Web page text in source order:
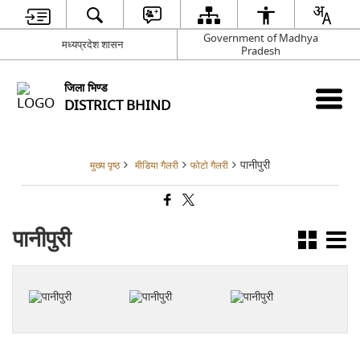
मध्यप्रदेश शासन
Government of Madhya
Pradesh
जिला भिण्‍ड
DISTRICT BHIND
मुख्य पृष्ठ मीडिया गैलरी फोटो गैलरी पानीपुरी
पानीपुरी